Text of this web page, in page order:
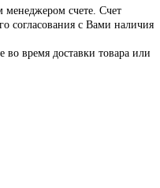
менеджером счете. Счет
согласования с Вами наличия
время доставки товара или